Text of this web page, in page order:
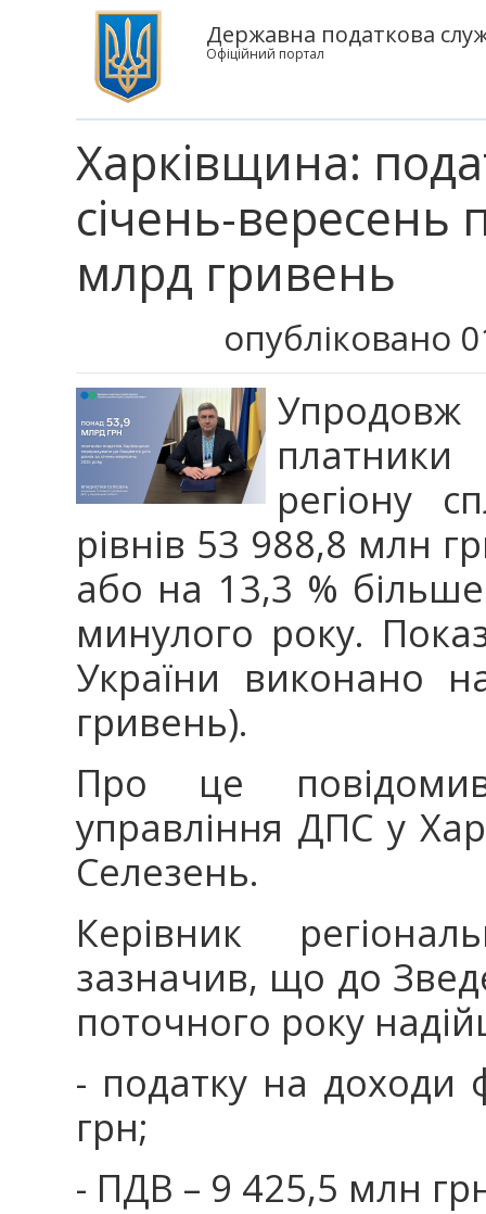
Державна податкова
Офіційний портал
Харківщина:
січень-
млрд гривень
опубліковано
Упродовж
регіону
рівнів 53 988,8 млн
або на 13,3 %
минулого року.
України виконано
гривень).
Про це
управління ДПС у
Селезень.
Керівник
зазначив, що до
поточного року
- податку на доходи
грн;
- ПДВ – 9 425,5 млн